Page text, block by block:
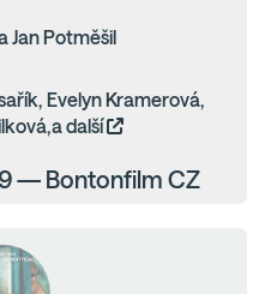
Jan Potměšil
Evelyn Kramerová,
další
— Bontonfilm CZ